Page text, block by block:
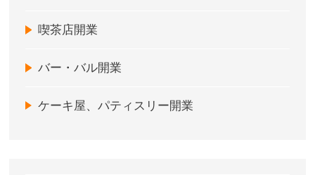
喫茶店開業
バー・バル開業
ケーキ屋、パティスリー開業